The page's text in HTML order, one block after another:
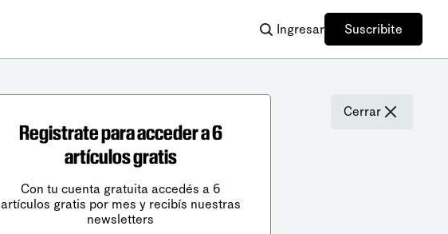
Ingresar Suscribite
Cerrar
Registrate para acceder a 6
artículos gratis
Con tu cuenta gratuita accedés a 6
artículos gratis por mes y recibís nuestras
newsletters